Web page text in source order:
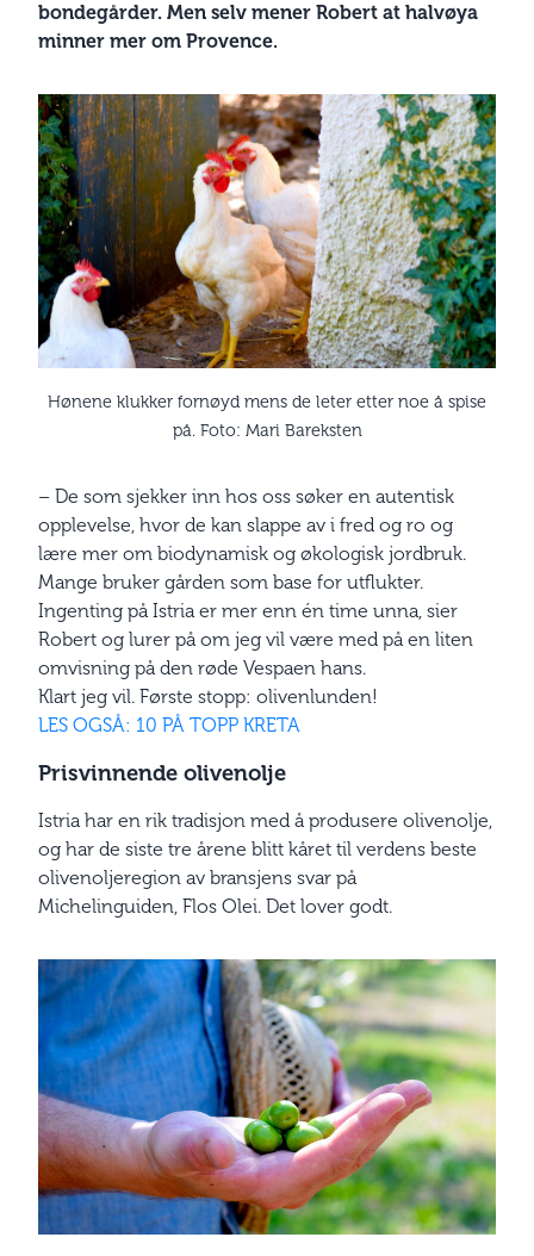
bondegårder. Men selv mener Robert at halvøya
minner mer om Provence.
Hønene klukker fornøyd mens de leter etter noe å spise
på. Foto: Mari Bareksten
– De som sjekker inn hos oss søker en autentisk
opplevelse, hvor de kan slappe av i fred og ro og
lære mer om biodynamisk og økologisk jordbruk.
Mange bruker gården som base for utflukter.
Ingenting på Istria er mer enn én time unna, sier
Robert og lurer på om jeg vil være med på en liten
omvisning på den røde Vespaen hans.
Klart jeg vil. Første stopp: olivenlunden!
LES OGSÅ: 10 PÅ TOPP KRETA
Prisvinnende olivenolje
Istria har en rik tradisjon med å produsere olivenolje,
og har de siste tre årene blitt kåret til verdens beste
olivenoljeregion av bransjens svar på
Michelinguiden, Flos Olei. Det lover godt.